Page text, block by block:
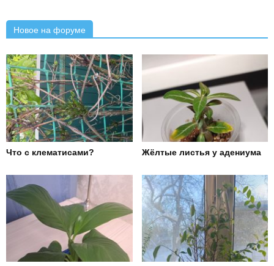
Новое на форуме
Что с клематисами? Жёлтые листья у адениума